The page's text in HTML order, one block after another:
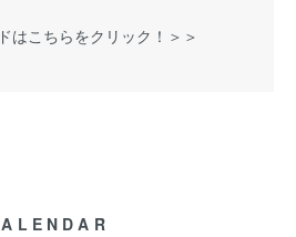
はこちらをクリック！＞＞